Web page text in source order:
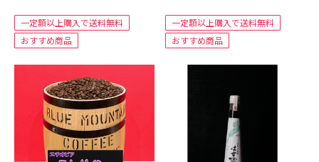
一定額以上購入で送料無料
おすすめ商品
一定額以上購入で送料無料
おすすめ商品